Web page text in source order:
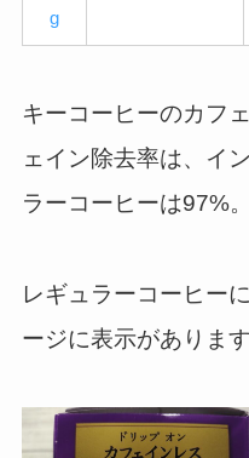
g
キーコーヒーのカフ
ェイン除去率は、イ
ラーコーヒーは97%。
レギュラーコーヒー
ージに表示があります